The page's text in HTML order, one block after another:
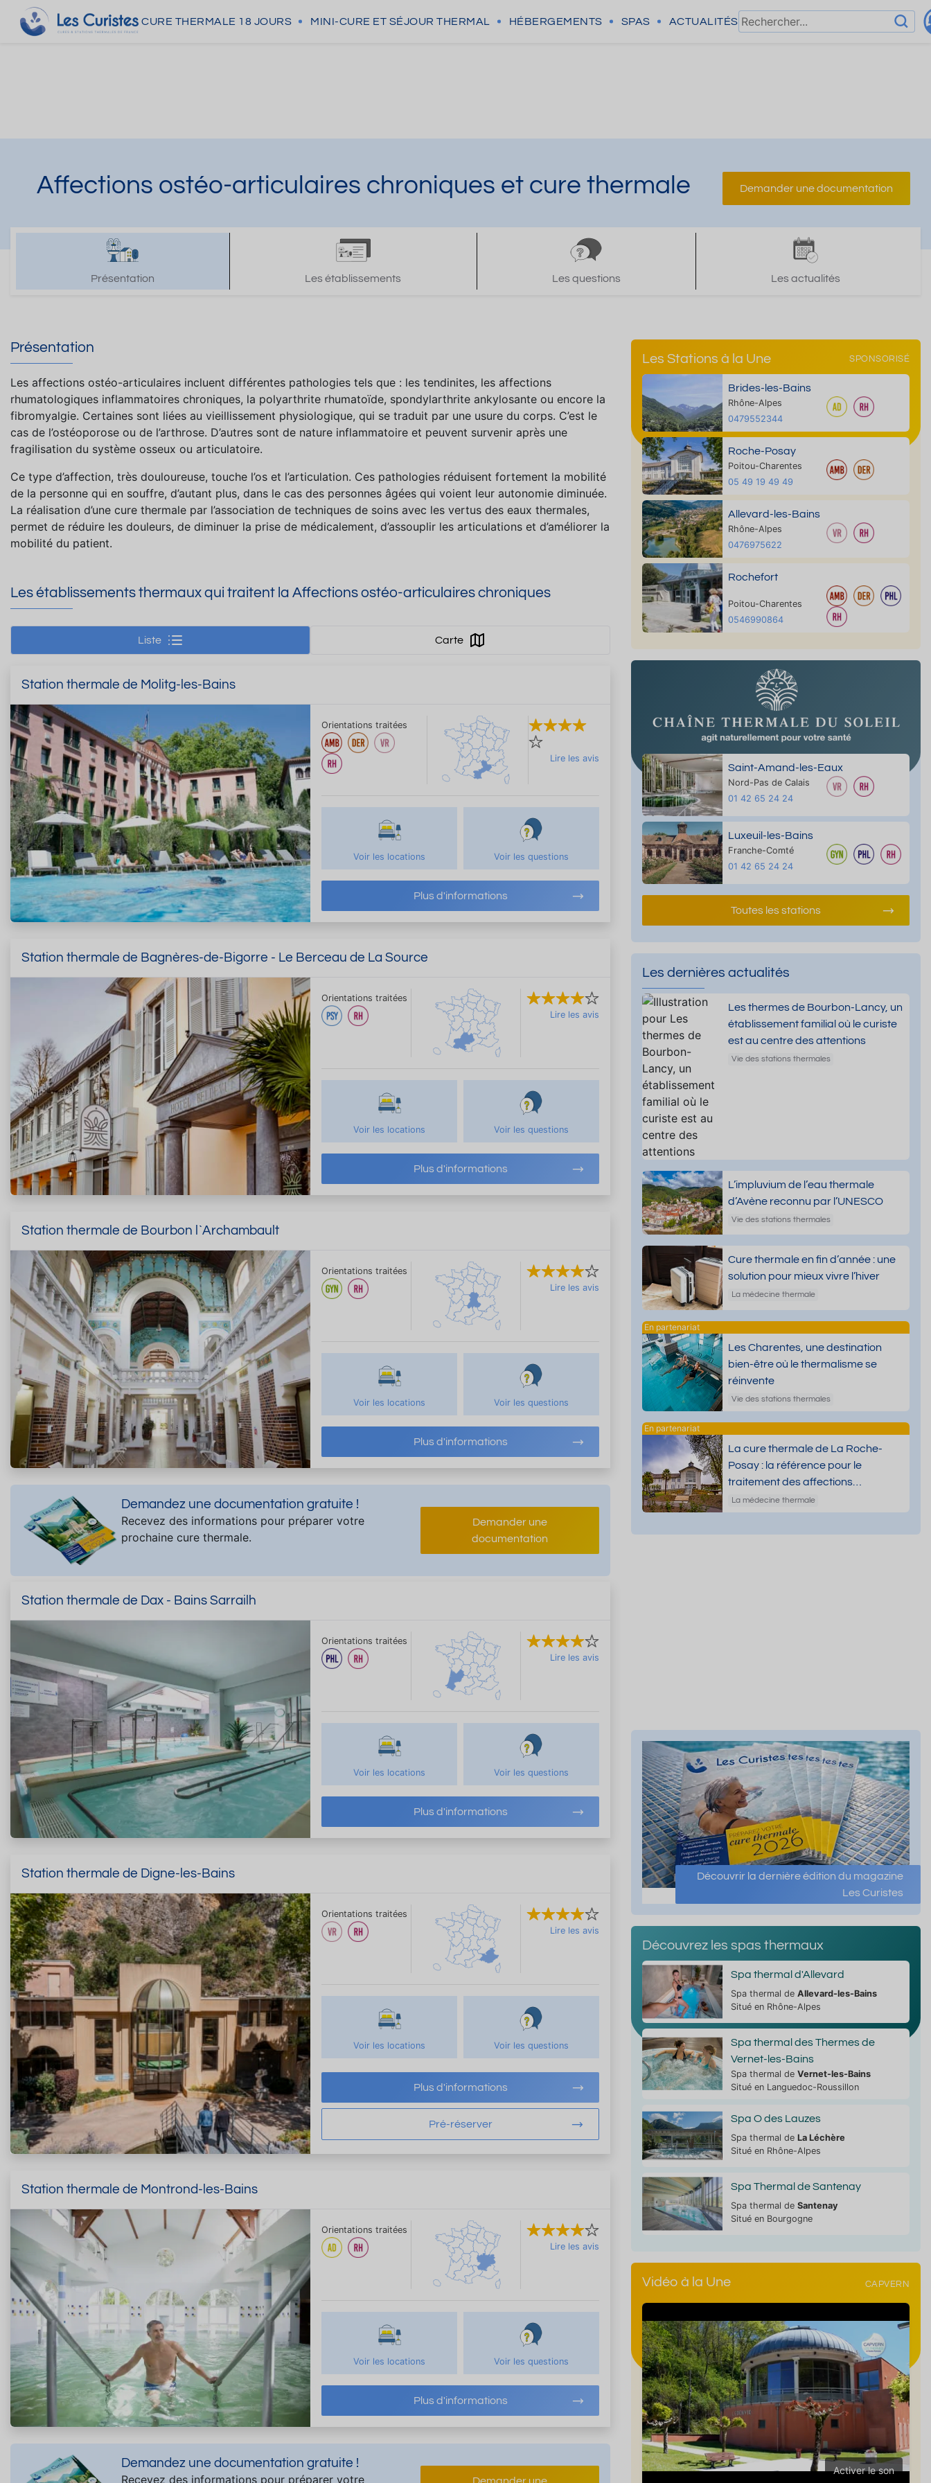
CURE THERMALE 18 JOURS MINI-CURE ET SÉJOUR THERMAL HÉBERGEMENTS SPAS ACTUALITÉS
Affections ostéo-articulaires chroniques et cure thermale Demander une documentation
Présentation Les établissements Les questions Les actualités
Présentation
Les affections ostéo-articulaires incluent différentes pathologies tels que : les tendinites, les affections
rhumatologiques inflammatoires chroniques, la polyarthrite rhumatoïde, spondylarthrite ankylosante ou encore la
fibromyalgie. Certaines sont liées au vieillissement physiologique, qui se traduit par une usure du corps. C’est le
cas de l’ostéoporose ou de l’arthrose. D’autres sont de nature inflammatoire et peuvent survenir après une
fragilisation du système osseux ou articulatoire.
Ce type d’affection, très douloureuse, touche l’os et l’articulation. Ces pathologies réduisent fortement la mobilité
de la personne qui en souffre, d’autant plus, dans le cas des personnes âgées qui voient leur autonomie diminuée.
La réalisation d’une cure thermale par l’association de techniques de soins avec les vertus des eaux thermales,
permet de réduire les douleurs, de diminuer la prise de médicalement, d’assouplir les articulations et d’améliorer la
mobilité du patient.
Les établissements thermaux qui traitent la Affections ostéo-articulaires chroniques
Liste Carte
Station thermale de Molitg-les-Bains
Orientations traitées
Lire les avis
Voir les locations Voir les questions
Plus d'informations
Station thermale de Bagnères-de-Bigorre - Le Berceau de La Source
Orientations traitées
Lire les avis
Voir les locations Voir les questions
Plus d'informations
Station thermale de Bourbon l`Archambault
Orientations traitées
Lire les avis
Voir les locations Voir les questions
Plus d'informations
Demandez une documentation gratuite !
Recevez des informations pour préparer votre
prochaine cure thermale.
Demander une
documentation
Station thermale de Dax - Bains Sarrailh
Orientations traitées
Lire les avis
Voir les locations Voir les questions
Plus d'informations
Station thermale de Digne-les-Bains
Orientations traitées
Lire les avis
Voir les locations Voir les questions
Plus d'informations
Pré-réserver
Station thermale de Montrond-les-Bains
Orientations traitées
Lire les avis
Voir les locations Voir les questions
Plus d'informations
Demandez une documentation gratuite !
Recevez des informations pour préparer votre
Demander une
Les Stations à la Une SPONSORISÉ
Brides-les-Bains
Rhône-Alpes
0479552344
Roche-Posay
Poitou-Charentes
05 49 19 49 49
Allevard-les-Bains
Rhône-Alpes
0476975622
Rochefort
Poitou-Charentes
0546990864
Saint-Amand-les-Eaux
Nord-Pas de Calais
01 42 65 24 24
Luxeuil-les-Bains
Franche-Comté
01 42 65 24 24
Toutes les stations
Les dernières actualités
Les thermes de Bourbon-Lancy, un
établissement familial où le curiste
est au centre des attentions
Vie des stations thermales
L’impluvium de l’eau thermale
d’Avène reconnu par l’UNESCO
Vie des stations thermales
Cure thermale en fin d’année : une
solution pour mieux vivre l’hiver
La médecine thermale
Les Charentes, une destination
bien-être où le thermalisme se
réinvente
Vie des stations thermales
La cure thermale de La Roche-
Posay : la référence pour le
traitement des affections
dermatologiques
La médecine thermale
Découvrir la dernière édition du magazine
Les Curistes
Découvrez les spas thermaux
Spa thermal d'Allevard
Spa thermal de Allevard-les-Bains
Situé en Rhône-Alpes
Spa thermal des Thermes de
Vernet-les-Bains
Spa thermal de Vernet-les-Bains
Situé en Languedoc-Roussillon
Spa O des Lauzes
Spa thermal de La Léchère
Situé en Rhône-Alpes
Spa Thermal de Santenay
Spa thermal de Santenay
Situé en Bourgogne
Vidéo à la Une CAPVERN
Activer le son